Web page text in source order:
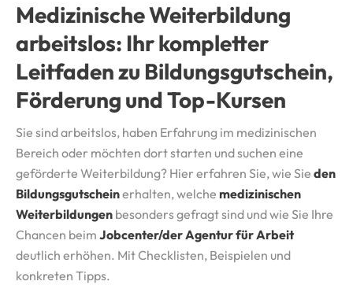
Medizinische Weiterbildung
arbeitslos: Ihr kompletter
Leitfaden zu Bildungsgutschein,
Förderung und Top-Kursen
Sie sind arbeitslos, haben Erfahrung im medizinischen
Bereich oder möchten dort starten und suchen eine
geförderte Weiterbildung? Hier erfahren Sie, wie Sie den
Bildungsgutscheinerhalten, welche medizinischen
Weiterbildungen besonders gefragt sind und wie Sie Ihre
Chancen beim Jobcenter/der Agentur für Arbeit
deutlich erhöhen. Mit Checklisten, Beispielen und
konkreten Tipps.